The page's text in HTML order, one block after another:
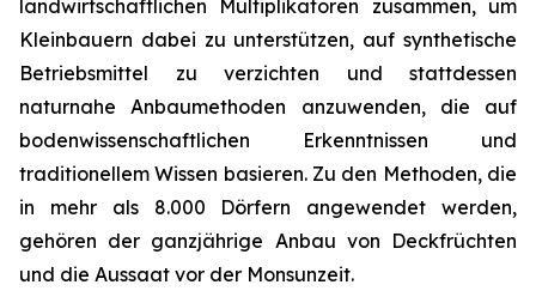
landwirtschaftlichen Multiplikatoren zusammen, um
Kleinbauern dabei zu unterstützen, auf synthetische
Betriebsmittel zu verzichten und stattdessen
naturnahe Anbaumethoden anzuwenden, die auf
bodenwissenschaftlichen Erkenntnissen und
traditionellem Wissen basieren. Zu den Methoden, die
in mehr als 8.000 Dörfern angewendet werden,
gehören der ganzjährige Anbau von Deckfrüchten
und die Aussaat vor der Monsunzeit.